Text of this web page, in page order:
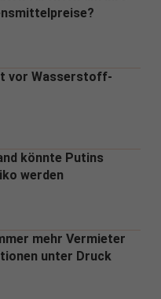
vor Wasserstoff-
könnte Putins
werden
mehr Vermieter
unter Druck